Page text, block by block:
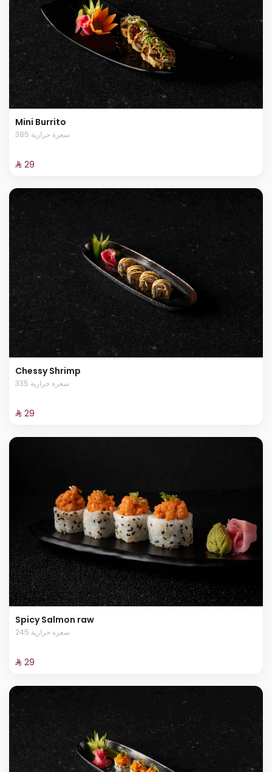
Mini Burrito
385 سعرة حرارية
⁨⁦‪‬ 29⁩
Chessy Shrimp
335 سعرة حرارية
⁨⁦‪‬ 29⁩
Spicy Salmon raw
245 سعرة حرارية
⁨⁦‪‬ 29⁩